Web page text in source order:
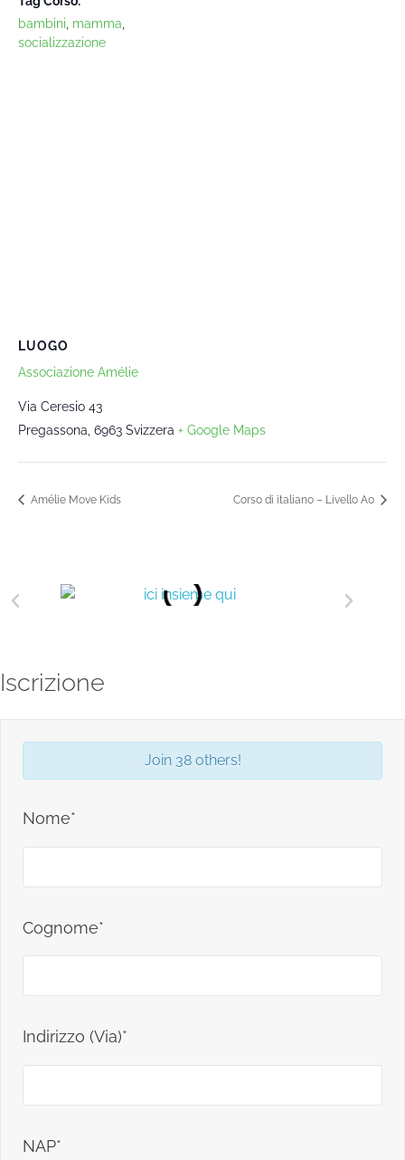
bambini mamma
socializzazione
LUOGO
Associazione Amélie
Via Ceresio 43
Pregassona 6963 Svizzera + Google Maps
Amélie Move Kids Corso di italiano – Livello A0
Iscrizione
Join 38 others!
Nome*
Cognome*
Indirizzo (Via)*
NAP*